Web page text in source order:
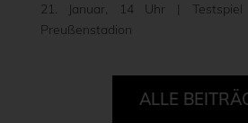
21. Januar, 14 Uhr |
Preußenstadion
ALLE